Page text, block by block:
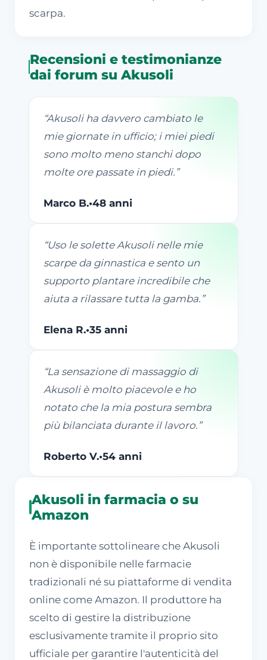
scarpa.
Recensioni e testimonianze
dai forum su Akusoli
“Akusoli ha davvero cambiato le
mie giornate in ufficio; i miei piedi
sono molto meno stanchi dopo
molte ore passate in piedi. ”
Marco B.•48 anni
“Uso le solette Akusoli nelle mie
scarpe da ginnastica e sento un
supporto plantare incredibile che
aiuta a rilassare tutta la gamba. ”
Elena R.•35 anni
“La sensazione di massaggio di
Akusoli è molto piacevole e ho
notato che la mia postura sembra
più bilanciata durante il lavoro. ”
Roberto V.•54 anni
Akusoli in farmacia o su
Amazon
È importante sottolineare che Akusoli
non è disponibile nelle farmacie
tradizionali né su piattaforme di vendita
online come Amazon. Il produttore ha
scelto di gestire la distribuzione
esclusivamente tramite il proprio sito
ufficiale per garantire l'autenticità del